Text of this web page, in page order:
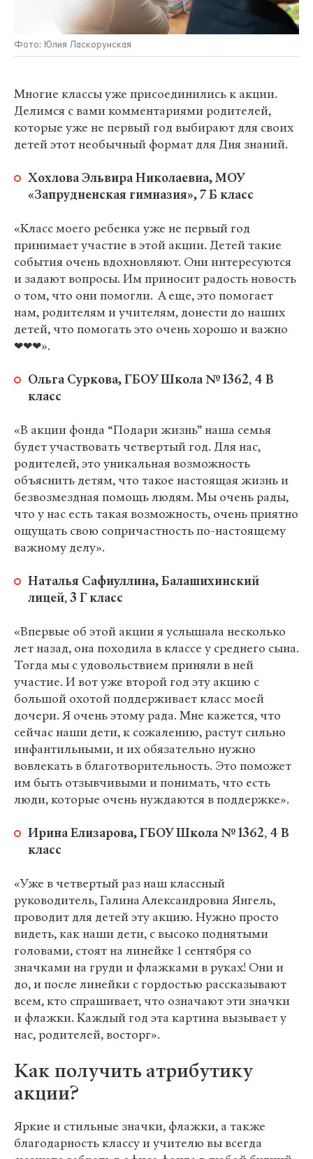
Фото: Юлия Ласкорунская
Многие классы уже присоединились к акции.
Делимся с вами комментариями родителей,
которые уже не первый год выбирают для своих
детей этот необычный формат для Дня знаний.
Хохлова Эльвира Николаевна, МОУ
«Запрудненская гимназия», 7 Б класс
«Класс моего ребенка уже не первый год
принимает участие в этой акции. Детей такие
события очень вдохновляют. Они интересуются
и задают вопросы. Им приносит радость новость
о том, что они помогли. А еще, это помогает
нам, родителям и учителям, донести до наших
детей, что помогать это очень хорошо и важно
❤❤❤».
Ольга Суркова, ГБОУ Школа № 1362, 4 В
класс
«В акции фонда “Подари жизнь” наша семья
будет участвовать четвертый год. Для нас,
родителей, это уникальная возможность
объяснить детям, что такое настоящая жизнь и
безвозмездная помощь людям. Мы очень рады,
что у нас есть такая возможность, очень приятно
ощущать свою сопричастность по-настоящему
важному делу».
Наталья Сафиуллина, Балашихинский
лицей,3 Г класс
«Впервые об этой акции я услышала несколько
лет назад, она походила в классе у среднего сына.
Тогда мы с удовольствием приняли в ней
участие. И вот уже второй год эту акцию с
большой охотой поддерживает класс моей
дочери. Я очень этому рада. Мне кажется, что
сейчас наши дети, к сожалению, растут сильно
инфантильными, и их обязательно нужно
вовлекать в благотворительность. Это поможет
им быть отзывчивыми и понимать, что есть
люди, которые очень нуждаются в поддержке».
Ирина Елизарова, ГБОУ Школа № 1362, 4 В
класс
«Уже в четвертый раз наш классный
руководитель, Галина Александровна Янгель,
проводит для детей эту акцию. Нужно просто
видеть, как наши дети, с высоко поднятыми
головами, стоят на линейке 1 сентября со
значками на груди и флажками в руках! Они и
до, и после линейки с гордостью рассказывают
всем, кто спрашивает, что означают эти значки
и флажки. Каждый год эта картина вызывает у
нас, родителей, восторг».
Как получить атрибутику
акции?
Яркие и стильные значки, флажки, а также
благодарность классу и учителю вы всегда